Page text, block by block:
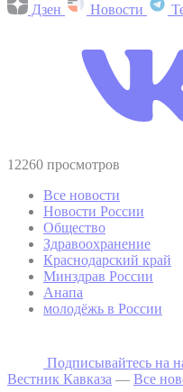
Дзен Новости
12260 просмотров
Все новости
Новости России
Общество
Здравоохранение
Краснодарский край
Минздрав России
Анапа
молодёжь в России
Подписывайтесь на
Вестник Кавказа — Все